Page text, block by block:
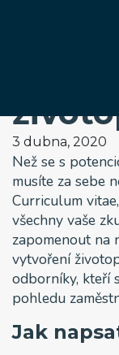
3 dubna, 2020
Než se s
musíte za sebe
Curriculum
všechny vaše
zapomenout na
vytvoření
odborníky, kteří
pohledu
Jak